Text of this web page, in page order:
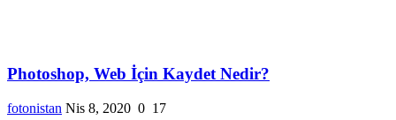
Photoshop, Web İçin Kaydet Nedir?
fotonistan Nis 8, 2020 0 17